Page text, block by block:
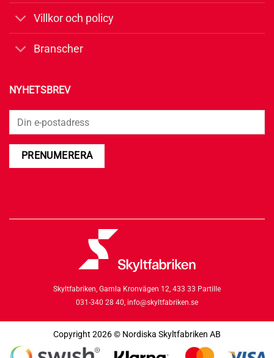
Villkor och policy
Branscher
NYHETSBREV
Skyltfabriken, Gamla Kronvägen 12, 433 33 Partille
031-340 28 40, info@skyltfabriken.se
Copyright 2026 © Nordiska Skyltfabriken AB